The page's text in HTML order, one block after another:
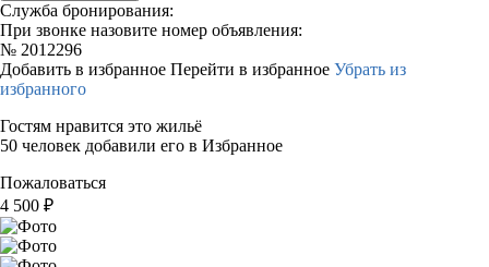
Служба бронирования:
При звонке назовите номер объявления:
№ 2012296
Добавить в избранное Перейти в избранное Убрать из
избранного
Гостям нравится это жильё
50 человек добавили его в Избранное
Пожаловаться
4 500 ₽